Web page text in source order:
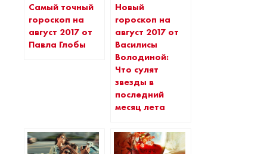
Самый точный
гороскоп на
август 2017 от
Павла Глобы
Новый
гороскоп на
август 2017 от
Василисы
Володиной:
Что сулят
звезды в
последний
месяц лета